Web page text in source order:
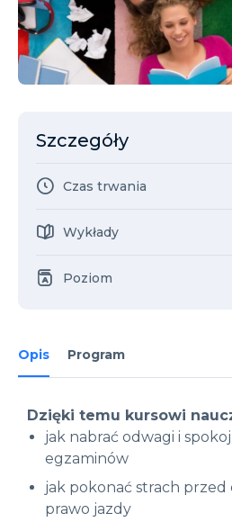
Opis Program
Dzięki temu kursowi
jak nabrać odwagi i
egzaminów
jak pokonać strach przed
prawo jazdy
Szczegóły
Czas trwania
Wykłady
Poziom